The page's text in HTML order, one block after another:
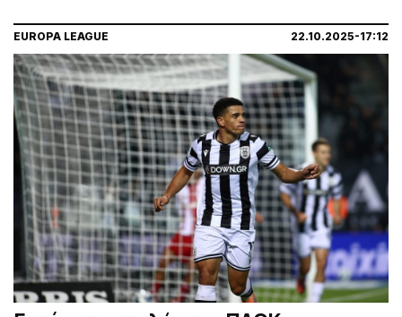
EUROPA LEAGUE 22.10.2025-17:12